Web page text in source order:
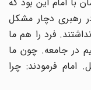
رهبری دچار مشکل
فرد را هم ما
در جامعه. چون ما
فرمودند: چرا